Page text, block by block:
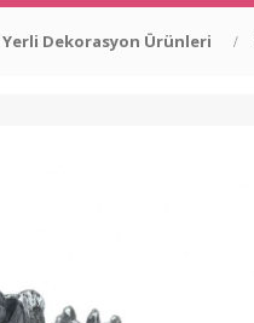
Yerli Dekorasyon Ürünleri